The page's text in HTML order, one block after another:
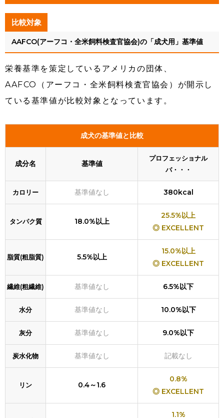
比較対象
AAFCO(アーフコ・全米飼料検査官協会)の「成犬用」基準値
栄養基準を策定しているアメリカの団体、
AAFCO（アーフコ・全米飼料検査官協会）が開示し
ている基準値が比較対象となっています。
成犬の基準値と比較
成分名 基準値
プロフェッショナル
バ・・・
カロリー 基準値なし 380kcal
タンパク質 18.0%以上
25.5%以上
◎ EXCELLENT
脂質(粗脂質) 5.5%以上
15.0%以上
◎ EXCELLENT
繊維(粗繊維) 基準値なし 6.5%以下
水分 基準値なし 10.0%以下
灰分 基準値なし 9.0%以下
炭水化物 基準値なし 記載なし
リン 0.4～1.6
0.8%
◎ EXCELLENT
1.1%